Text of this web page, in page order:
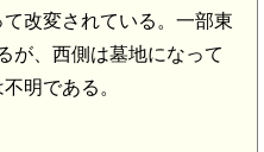
改変されている。一部東
が、西側は墓地になって
明である。